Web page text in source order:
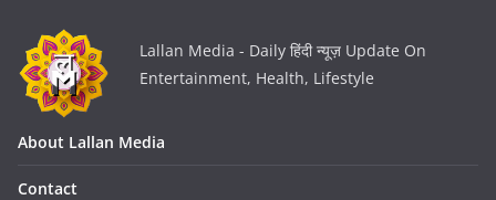
Lallan Media - Daily हिंदी न्यूज़ Update On
Entertainment, Health, Lifestyle
About Lallan Media
Contact